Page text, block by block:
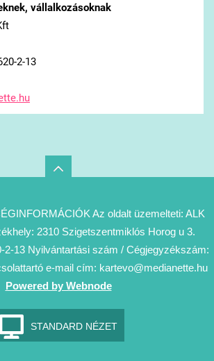
vállalkozásoknak
2-13
te.hu
Az oldalt üzemelteti: ALK
2310 Szigetszentmiklós Horog u 3.
2-13 Nyilvántartási szám / Cégjegyzékszám:
e-mail cím: kartevo@medianette.hu
Powered by Webnode
STANDARD NÉZET